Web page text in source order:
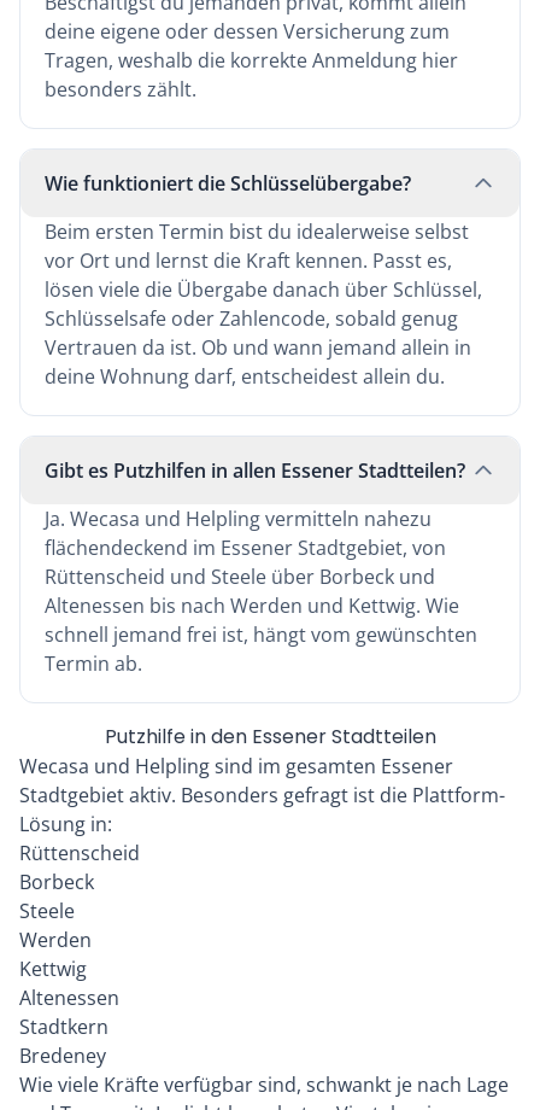
deine eigene oder dessen Versicherung zum
Tragen, weshalb die korrekte Anmeldung hier
besonders zählt.
Wie funktioniert die Schlüsselübergabe?
Beim ersten Termin bist du idealerweise selbst
vor Ort und lernst die Kraft kennen. Passt es,
lösen viele die Übergabe danach über Schlüssel,
Schlüsselsafe oder Zahlencode, sobald genug
Vertrauen da ist. Ob und wann jemand allein in
deine Wohnung darf, entscheidest allein du.
Gibt es Putzhilfen in allen Essener Stadtteilen?
Ja. Wecasa und Helpling vermitteln nahezu
flächendeckend im Essener Stadtgebiet, von
Rüttenscheid und Steele über Borbeck und
Altenessen bis nach Werden und Kettwig. Wie
schnell jemand frei ist, hängt vom gewünschten
Termin ab.
Putzhilfe in den Essener Stadtteilen
Wecasa und Helpling sind im gesamten Essener
Stadtgebiet aktiv. Besonders gefragt ist die Plattform-
Lösung in:
Rüttenscheid
Borbeck
Steele
Werden
Kettwig
Altenessen
Stadtkern
Bredeney
Wie viele Kräfte verfügbar sind, schwankt je nach Lage